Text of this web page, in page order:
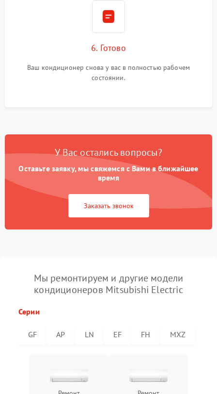
6. Готово
Ваш кондиционер снова у вас в полностью рабочем
состоянии.
У Вас остались вопросы?
Оставьте заявку, мы свяжемся с Вами в ближайшее
время
Заказать звонок
Мы ремонтируем и другие модели
кондиционеров Mitsubishi Electric
Серии
GF AP LN EF FH MXZ